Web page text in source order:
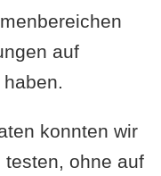
auf
konnten wir
ohne auf